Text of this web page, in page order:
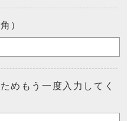
）
めもう一度入力してく